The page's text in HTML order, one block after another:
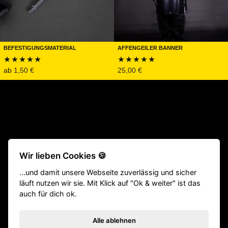
Befestigungsmaterial
Bewertet mit
ab 1,50 €
Affengeiler Banner
Bewertet mit
25,00 €
Fitness Geräte|Klimmzugstangen
Gewichtsweste|Homegym|Gewichthebergürtel |Springseile
|Hyrox Equipment|ATHX Equipment
VERTRAG WIDERRUFENImpressum
Rücksendung
GYM Produktkatalog (PDF)
Kontakt
Wir lieben Cookies 🍪
...und damit unsere Webseite zuverlässig und sicher
läuft nutzen wir sie. Mit Klick auf "Ok & weiter" ist das
auch für dich ok.
Alle ablehnen